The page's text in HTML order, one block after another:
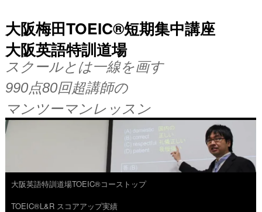
大阪梅田TOEIC®短期集中講座
大阪英語特訓道場
スクールとは一線を画す
990点80回超講師の
マンツーマンレッスン
コ
ン
大阪英語特訓道場TOEIC®コーストップ
TOEIC®L&R スコアアップ実績